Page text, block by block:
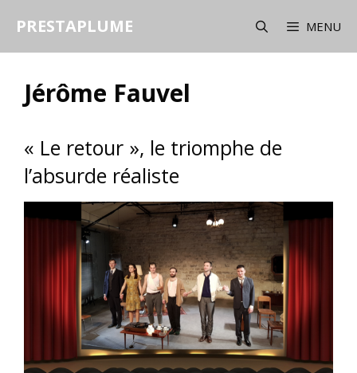
PRESTAPLUME MENU
Jérôme Fauvel
« Le retour », le triomphe de
l’absurde réaliste